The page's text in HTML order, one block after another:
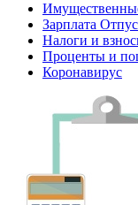
Зарплата
Налоги и
Проценты и
Коронавирус